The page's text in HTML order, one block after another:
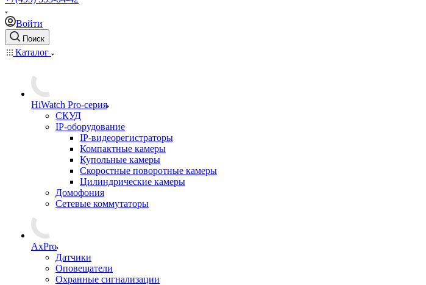
Войти
Поиск
Каталог
HiWatch Pro-серия
CКУД
IP-оборудование
IP-видеорегистраторы
Компактные камеры
Купольные камеры
Скоростные поворотные камеры
Цилиндрические камеры
Домофония
Сетевые коммутаторы
AxPro
Датчики
Оповещатели
Охранные сигнализации